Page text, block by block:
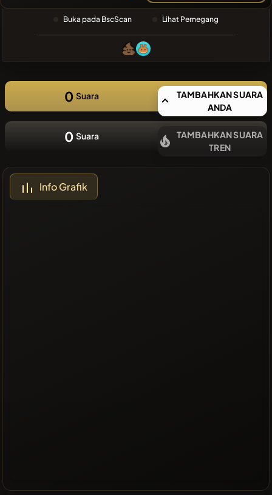
❌Tidak ada
koin terbaru
Buka pada BscScan Lihat Pemegang
0 Suara
TAMBAHKAN SUARA
ANDA
0 Suara
TAMBAHKAN SUARA
TREN
Info Grafik